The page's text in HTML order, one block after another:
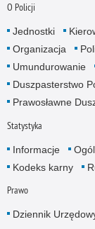
O Policji
Jednostki
Organizacja
Umundurowanie
Duszpasterstwo
Prawosławne
Statystyka
Informacje
Kodeks karny
Prawo
Dziennik